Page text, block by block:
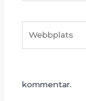
kommentar.